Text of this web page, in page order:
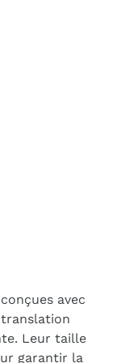
avec
Leur taille
garantir la